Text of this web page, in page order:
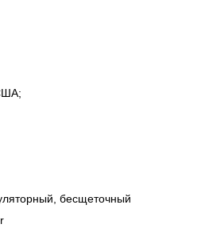
бесщеточный